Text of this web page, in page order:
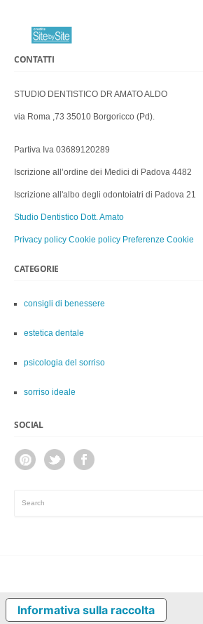
CONTATTI
STUDIO DENTISTICO DR AMATO ALDO
via Roma ,73 35010 Borgoricco (Pd).
Partiva Iva 03689120289
Iscrizione all’ordine dei Medici di Padova 4482
Iscrizione all'albo degli odontoiatri di Padova 21
Studio Dentistico Dott. Amato
Privacy policy Cookie policy Preferenze Cookie
CATEGORIE
consigli di benessere
estetica dentale
psicologia del sorriso
sorriso ideale
SOCIAL
Informativa sulla raccolta